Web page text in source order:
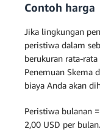
Contoh harga
Jika lingkungan
peristiwa dalam
berukuran rata-
Penemuan Skema
biaya Anda akan
Peristiwa bulanan
2,00 USD per bulan.